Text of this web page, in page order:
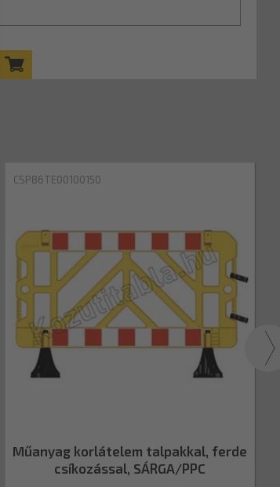
CSP86TE00100150
Műanyag korlátelem talpakkal, ferde
csíkozással, SÁRGA/PPC